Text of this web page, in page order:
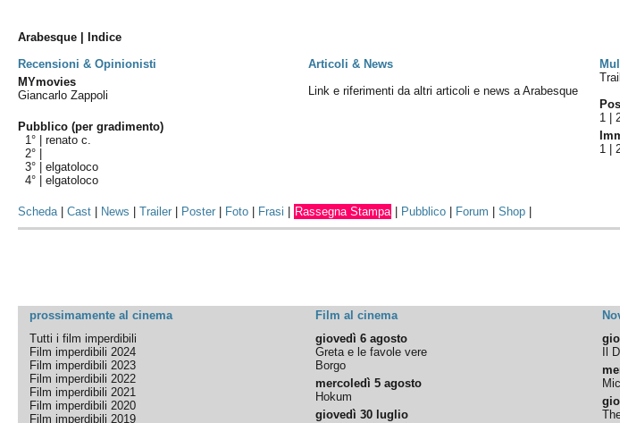
Arabesque | Indice
Recensioni & Opinionisti
Articoli & News
MYmovies
Giancarlo Zappoli
Pubblico (per gradimento)
1° |renato c.
2° |
3° |elgatoloco
4° |elgatoloco
Link e riferimenti da altri articoli e news a Arabesque
1 |
1 |
Scheda|Cast News |Trailer Poster Foto Frasi Rassegna Stampa Pubblico Forum |Shop
prossimamente al cinema Film al cinema
Tutti i film imperdibili
Film imperdibili 2024
Film imperdibili 2023
Film imperdibili 2022
Film imperdibili 2021
Film imperdibili 2020
Film imperdibili 2019
giovedì 6 agosto
Greta e le favole vere
Borgo
mercoledì 5 agosto
Hokum
giovedì 30 luglio
Il